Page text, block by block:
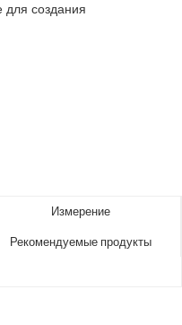
для создания
Измерение
Рекомендуемые продукты